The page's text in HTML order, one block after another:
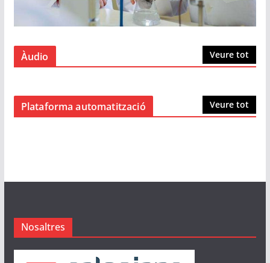
Àudio Veure tot
Plataforma automatització Veure tot
Nosaltres